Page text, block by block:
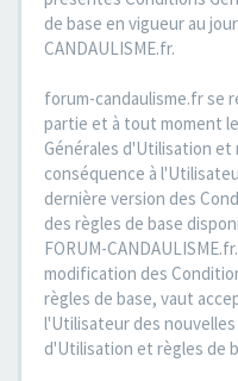
de base en vigueur au
CANDAULISME.fr.
forum-candaulisme.fr se
partie et à tout moment
Générales d'Utilisation et
conséquence à
dernière version des
des règles de base
FORUM-
modification des
règles de base, vaut
l'Utilisateur des
d'Utilisation et règles de